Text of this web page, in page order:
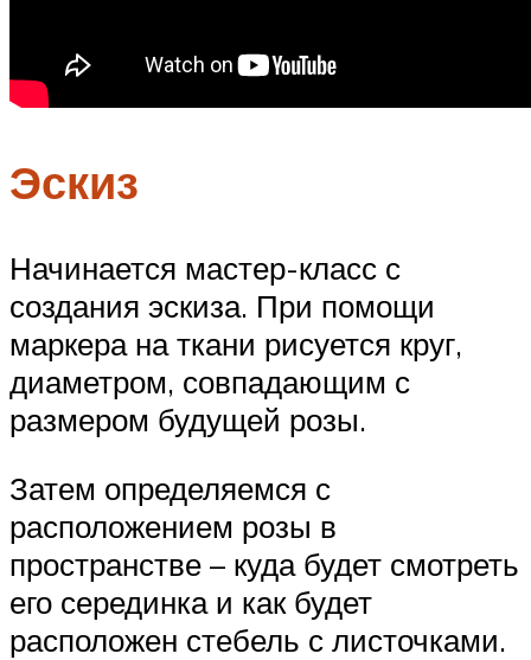
Эскиз
Начинается мастер-класс с
создания эскиза. При помощи
маркера на ткани рисуется круг,
диаметром, совпадающим с
размером будущей розы.
Затем определяемся с
расположением розы в
пространстве – куда будет смотреть
его серединка и как будет
расположен стебель с листочками.